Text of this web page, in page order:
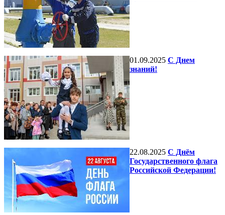
01.09.2025 С Днем
знаний!
22.08.2025 С Днём
Государственного флага
Российской Федерации!